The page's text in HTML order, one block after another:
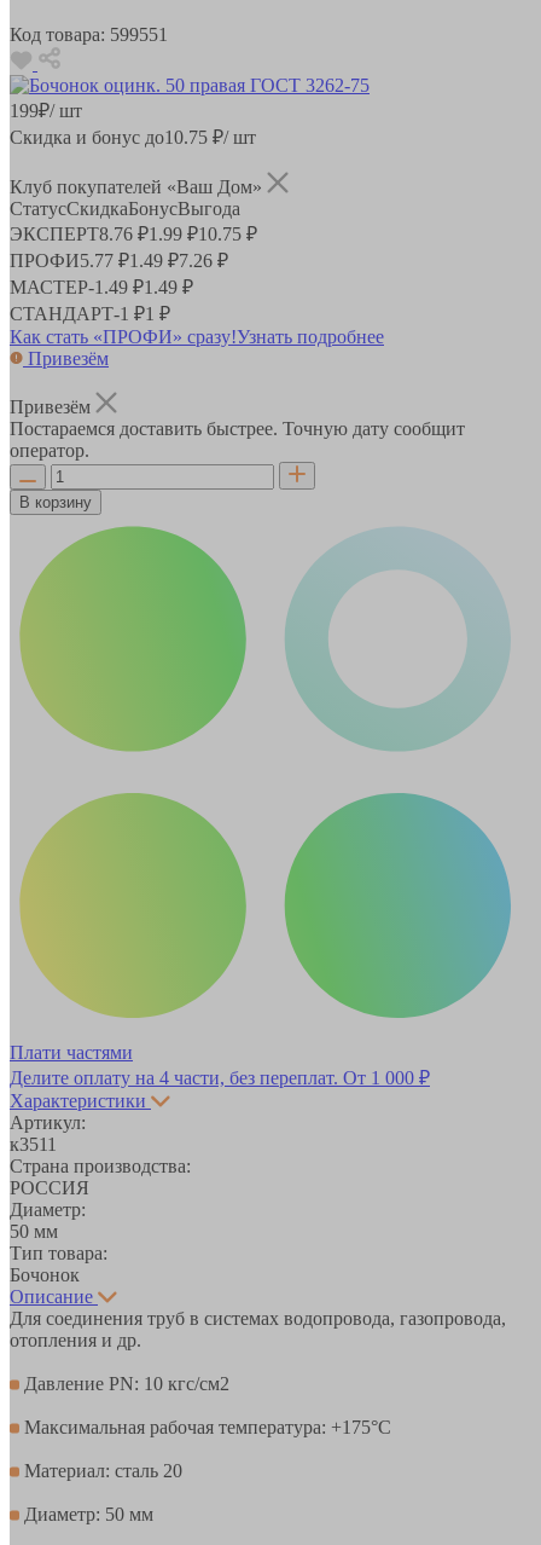
Код товара: 599551
199₽/ шт
Скидка и бонус до10.75 ₽/ шт
Клуб покупателей «Ваш Дом»
СтатусСкидкаБонусВыгода
ЭКСПЕРТ8.76 ₽1.99 ₽10.75 ₽
ПРОФИ5.77 ₽1.49 ₽7.26 ₽
МАСТЕР-1.49 ₽1.49 ₽
СТАНДАРТ-1 ₽1 ₽
Как стать «ПРОФИ» сразу!Узнать подробнее
Привезём
Привезём
Постараемся доставить быстрее. Точную дату сообщит
оператор.
В корзину
Плати частями
Делите оплату на 4 части, без переплат. От 1 000 ₽
Характеристики
Артикул:
к3511
Страна производства:
РОССИЯ
Диаметр:
50 мм
Тип товара:
Бочонок
Описание
Для соединения труб в системах водопровода, газопровода,
отопления и др.
Давление PN: 10 кгс/см2
Максимальная рабочая температура: +175°С
Материал: сталь 20
Диаметр: 50 мм